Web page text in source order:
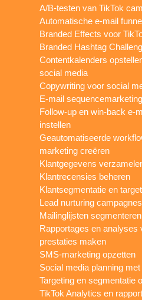
A/B-testen van TikTok
Automatische e-mail
Branded Effects voor
Branded Hashtag
Contentkalenders
social media
Copywriting voor social
E-mail
Follow-up en win-back e-
instellen
Geautomatiseerde
marketing creëren
Klantgegevens
Klantrecensies beheren
Klantsegmentatie en
Lead nurturing
Mailinglijsten
Rapportages en analyses
prestaties maken
SMS-marketing opzetten
Social media planning
Targeting en segmentatie
TikTok Analytics en